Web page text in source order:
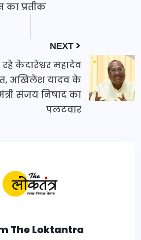
का प्रतीक
NEXT
केदारेश्वर महादेव
अखिलेश यादव के
संजय निषाद का
पलटवार
The Loktantra